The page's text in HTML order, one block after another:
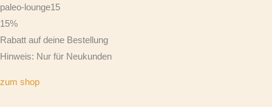
paleo-lounge15
15%
Rabatt auf deine Bestellung
Hinweis: Nur für Neukunden
zum shop